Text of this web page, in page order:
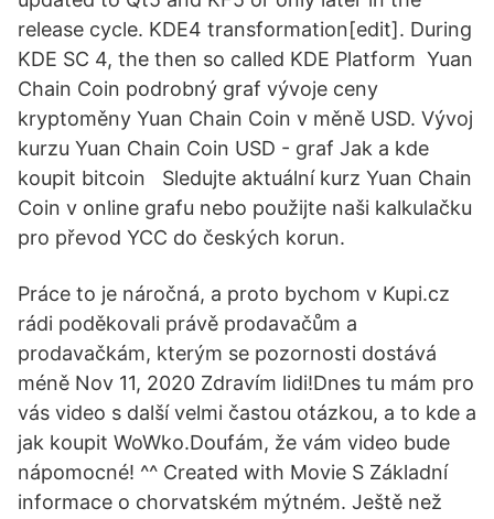
release cycle. KDE4 transformation[edit]. During
KDE SC 4, the then so called KDE Platform Yuan
Chain Coin podrobný graf vývoje ceny
kryptoměny Yuan Chain Coin v měně USD. Vývoj
kurzu Yuan Chain Coin USD - graf Jak a kde
koupit bitcoin Sledujte aktuální kurz Yuan Chain
Coin v online grafu nebo použijte naši kalkulačku
pro převod YCC do českých korun.
Práce to je náročná, a proto bychom v Kupi.cz
rádi poděkovali právě prodavačům a
prodavačkám, kterým se pozornosti dostává
méně Nov 11, 2020 Zdravím lidi!Dnes tu mám pro
vás video s další velmi častou otázkou, a to kde a
jak koupit WoWko.Doufám, že vám video bude
nápomocné! ^^ Created with Movie S Základní
informace o chorvatském mýtném. Ještě než